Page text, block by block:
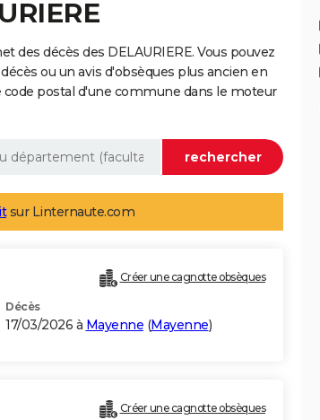
des décès des DELAURIERE. Vous pouvez
ou un avis d'obsèques plus ancien en
postal d'une commune dans le moteur
sur Linternaute.com
Créer une cagnotte obsèques
Décès
17/03/2026 à Mayenne (Mayenne)
Créer une cagnotte obsèques